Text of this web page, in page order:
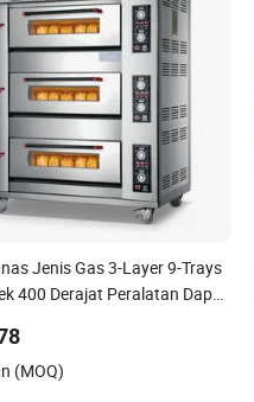
Jenis Gas 3-Layer 9-Trays
400 Derajat Peralatan Dapur
Roti Bakery Pizza Kue
(MOQ)